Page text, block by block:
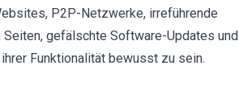
P2P-Netzwerke, irreführende
gefälschte Software-Updates und
Funktionalität bewusst zu sein.